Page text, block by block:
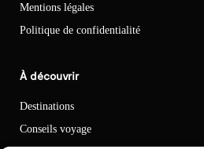
Mentions légales
Politique de confidentialité
À découvrir
Destinations
Conseils voyage